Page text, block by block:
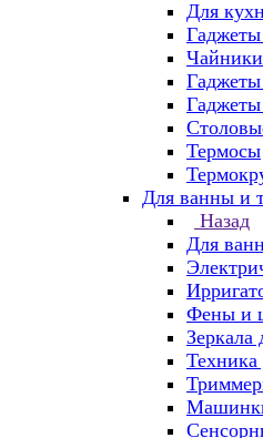
Для
Чайники
Термосы
Для ванны и
Назад
Для
Фены и
Зеркала
Техника